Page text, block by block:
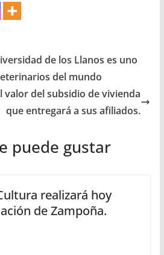
de los Llanos es uno
del mundo
valor del subsidio de vivienda
que entregará a sus afiliados.
puede gustar
realizará hoy
de Zampoña.